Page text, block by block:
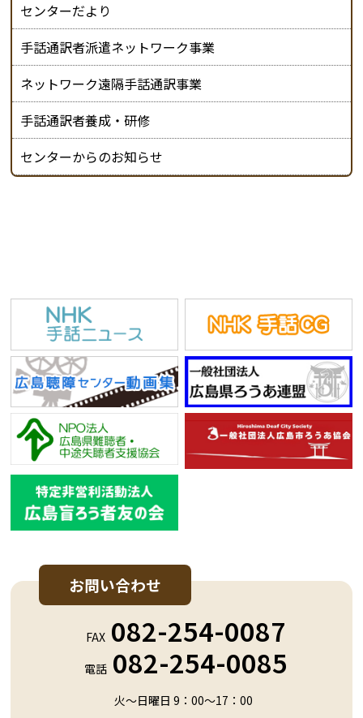
センターだより
手話通訳者派遣ネットワーク事業
ネットワーク遠隔手話通訳事業
手話通訳者養成・研修
センターからのお知らせ
お問い合わせ
FAX 082-254-0087
電話 082-254-0085
火～日曜日 9：00～17：00